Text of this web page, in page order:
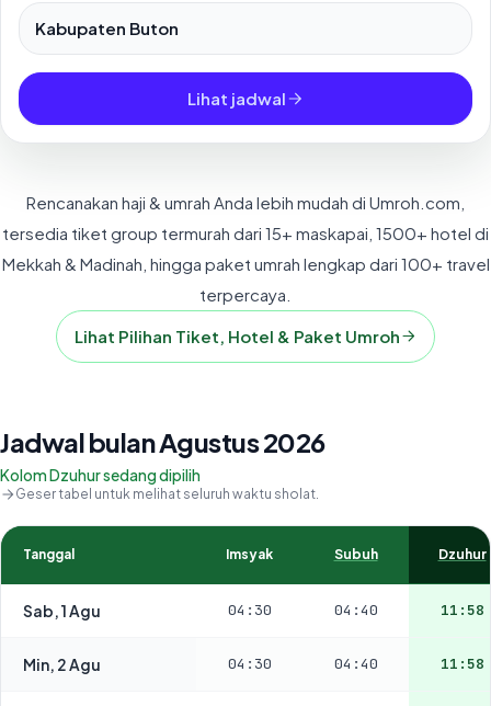
Pilih salah satu dari 500+ kota dan kabupaten di Indonesia.
Lihat jadwal
Rencanakan haji & umrah Anda lebih mudah di Umroh.com,
tersedia tiket group termurah dari 15+ maskapai, 1500+ hotel di
Mekkah & Madinah, hingga paket umrah lengkap dari 100+ travel
terpercaya.
Lihat Pilihan Tiket, Hotel & Paket Umroh
Jadwal bulan Agustus 2026
Kolom Dzuhur sedang dipilih
Geser tabel untuk melihat seluruh waktu sholat.
Tanggal Imsyak Subuh Dzuhur
Sab, 1 Agu 04:30 04:40 11:58
Min, 2 Agu 04:30 04:40 11:58